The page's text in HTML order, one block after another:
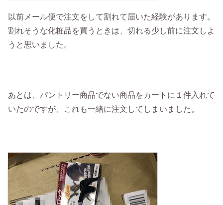
以前メール便で注文をして割れて届いた経験があります。
割れそうな化粧品を買うときは、切れる少し前に注文しよ
うと思いました。
あとは、パントリー商品でない商品をカートに１件入れて
いたのですが、これも一緒に注文してしまいました。